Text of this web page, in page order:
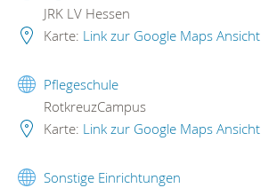
JRK LV Hessen
Karte: Link zur Google Maps Ansicht
Pflegeschule
RotkreuzCampus
Karte: Link zur Google Maps Ansicht
Sonstige Einrichtungen